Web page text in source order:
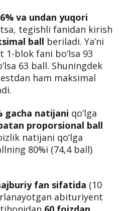
va undan yuqori
tegishli fanidan kirish
ballberiladi. Ya’ni
blok fani bo‘lsa 93
ham maksimal
gacha natijaniqo‘lga
proporsional ball
80%i (74,4 ball)